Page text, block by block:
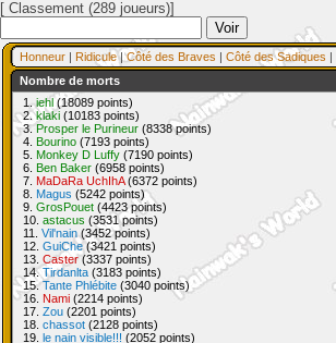
[ Classement (289 joueurs)]
Honneur | Ridicule|Côté des Braves | Côté des Sadiques |
Nombre de morts
1. iehl (18089 points)
2.klaki (10183 points)
3. Prosper le Purineur (8338 points)
4. Bourino (7193 points)
5. Monkey D Luffy (7190 points)
6. Ben Baker (6958 points)
7. MaDaRa UchIhA(6372 points)
8. Magus (5242 points)
9. GrosPouet (4423 points)
10. astacus (3531 points)
11. Vil'nain (3452 points)
12. GuiChe (3421 points)
13. Caster (3337 points)
14.Tirdanlta (3183 points)
15.Tante Phlébite (3040 points)
16. Nami (2214 points)
17. Zou (2201 points)
18. chassot (2128 points)
19. le nain visible!!! (2052 points)